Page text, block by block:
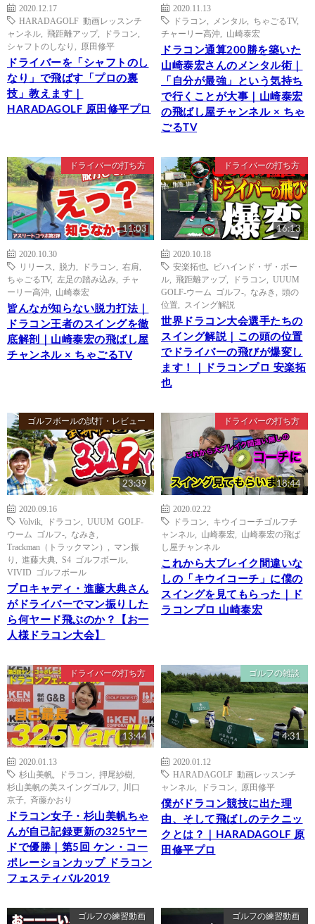
2020.12.17
HARADAGOLF 動画レッスンチ
ャンネル
飛距離アップ, ドラコン
シャフトのしなり
原田修平
ドライバーを「シャフトのし
なり」で飛ばす「プロの裏
技」教えます｜
HARADAGOLF 原田修平プロ
2020.11.13
ドラコン
メンタル ちゃごるTV,
チャーリー高沖
山崎泰宏
ドラコン通算200勝を築いた
山崎泰宏さんのメンタル術｜
「自分が最強」という気持ち
で行くことが大事｜山崎泰宏
の飛ばし屋チャンネル × ちゃ
ごるTV
ドライバーの打ち方
11:03
2020.10.30
リリース
脱力 ドラコン 右肩
ちゃごるTV, 左足の踏み込み
チャ
ーリー高沖
山崎泰宏
皆んなが知らない脱力打法｜
ドラコン王者のスイングを徹
底解剖｜山崎泰宏の飛ばし屋
チャンネル × ちゃごるTV
ドライバーの打ち方
16:13
2020.10.18
安楽拓也
ビハインド・ザ・ボー
ル
飛距離アップ, ドラコン
UUUM
GOLF-ウーム ゴルフ-
なみき
頭の
位置
スイング解説
世界ドラコン大会選手たちの
スイング解説｜この頭の位置
でドライバーの飛びが爆変し
ます！｜ドラコンプロ 安楽拓
也
ゴルフボールの試打・レビュー
23:39
2020.09.16
Volvik
ドラコン
UUUM GOLF-
ウーム ゴルフ-
なみき
Trackman（トラックマン）
マン振
り
進藤大典 S4 ゴルフボール
VIVID ゴルフボール
プロキャディ・進藤大典さん
がドライバーでマン振りした
ら何ヤード飛ぶのか？【お一
人様ドラコン大会】
ドライバーの打ち方
18:44
2020.02.22
ドラコン
キウイコーチゴルフチ
ャンネル
山崎泰宏
山崎泰宏の飛ば
し屋チャンネル
これから大ブレイク間違いな
しの「キウイコーチ」に僕の
スイングを見てもらった｜ド
ラコンプロ 山崎泰宏
ドライバーの打ち方
13:44
2020.01.13
杉山美帆
ドラコン 押尾紗樹
杉山美帆の美スイングゴルフ
川口
京子
斉藤かおり
ドラコン女子・杉山美帆ちゃ
んが自己記録更新の325ヤー
ドで優勝｜第5回 ケン・コー
ポレーションカップ ドラコン
フェスティバル2019
ゴルフの雑談
4:31
2020.01.12
HARADAGOLF 動画レッスンチ
ャンネル
ドラコン 原田修平
僕がドラコン競技に出た理
由、そして飛ばしのテクニッ
クとは？｜HARADAGOLF 原
田修平プロ
ゴルフの練習動画 ゴルフの練習動画